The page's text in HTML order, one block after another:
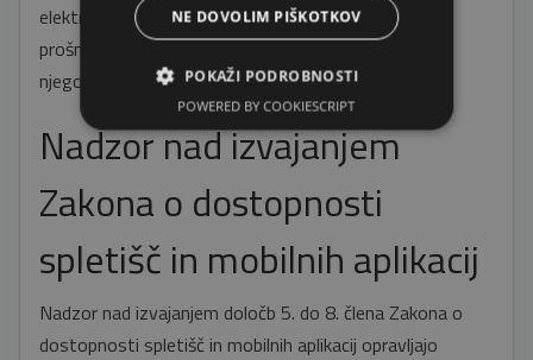
elektronski naslov bider@siol.net. Na obvestilo ali
prošnjo bomo odgovorili v roku 8 dni od
njegovega/njenega prejema.
Nadzor nad izvajanjem
Zakona o dostopnosti
spletišč in mobilnih aplikacij
Nadzor nad izvajanjem določb 5. do 8. člena Zakona o
dostopnosti spletišč in mobilnih aplikacij opravljajo
NE DOVOLIM PIŠKOTKOV
POKAŽI PODROBNOSTI
POWERED BY COOKIESCRIPT